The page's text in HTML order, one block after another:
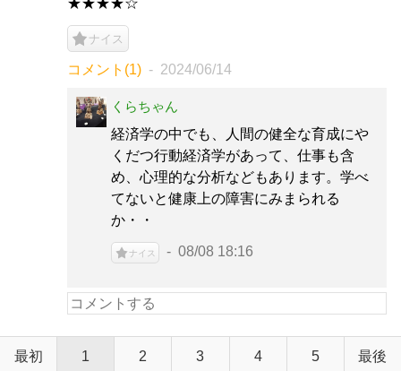
★★★★☆
ナイス
コメント(1) 2024/06/14
くらちゃん
経済学の中でも、人間の健全な育成にや
くだつ行動経済学があって、仕事も含
め、心理的な分析などもあります。学べ
てないと健康上の障害にみまられる
か・・
ナイス 08/08 18:16
最初 1 2 3 4 5 最後